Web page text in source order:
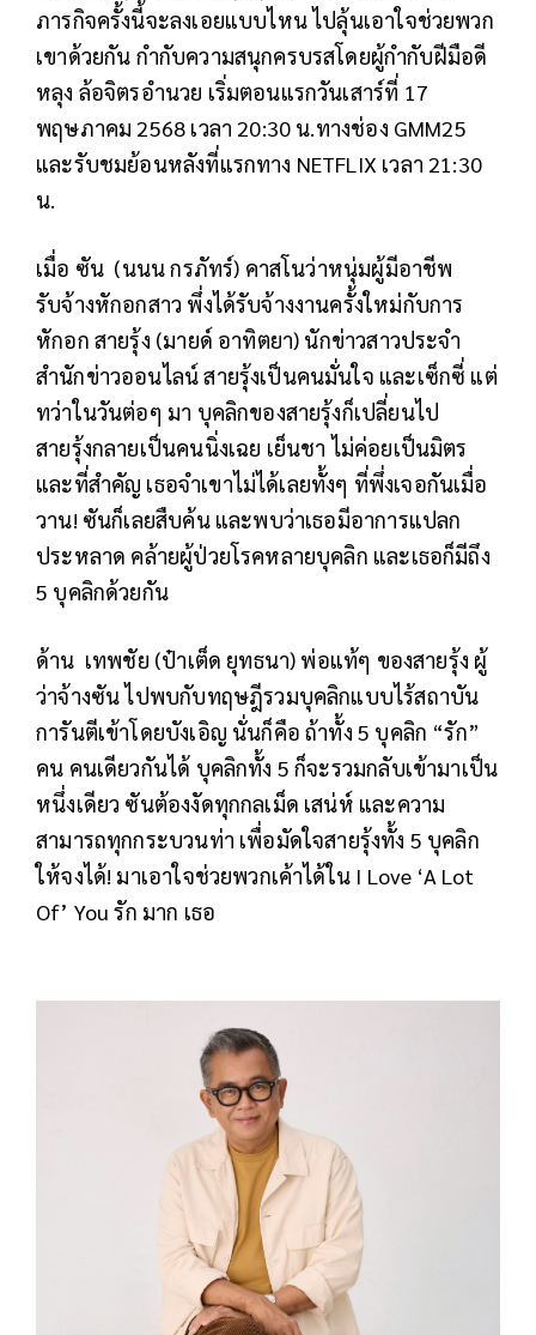
ภารกิจครั้งนี้จะลงเอยแบบไหน ไปลุ้นเอาใจช่วยพวก
เขาด้วยกัน กำกับความสนุกครบรสโดยผู้กำกับฝีมือดี
หลุง ล้อจิตรอำนวย เริ่มตอนแรกวันเสาร์ที่ 17
พฤษภาคม 2568 เวลา 20:30 น.ทางช่อง GMM25
และรับชมย้อนหลังที่แรกทาง NETFLIX เวลา 21:30
น.
เมื่อ ซัน (นนน กรภัทร์) คาสโนว่าหนุ่มผู้มีอาชีพ
รับจ้างหักอกสาว พึ่งได้รับจ้างงานครั้งใหม่กับการ
หักอก สายรุ้ง (มายด์ อาทิตยา) นักข่าวสาวประจำ
สำนักข่าวออนไลน์ สายรุ้งเป็นคนมั่นใจ และเซ็กซี่ แต่
ทว่าในวันต่อๆ มา บุคลิกของสายรุ้งก็เปลี่ยนไป
สายรุ้งกลายเป็นคนนิ่งเฉย เย็นชา ไม่ค่อยเป็นมิตร
และที่สำคัญ เธอจำเขาไม่ได้เลยทั้งๆ ที่พึ่งเจอกันเมื่อ
วาน! ซันก็เลยสืบค้น และพบว่าเธอมีอาการแปลก
ประหลาด คล้ายผู้ป่วยโรคหลายบุคลิก และเธอก็มีถึง
5 บุคลิกด้วยกัน
ด้าน เทพชัย (ป๋าเต็ด ยุทธนา) พ่อแท้ๆ ของสายรุ้ง ผู้
ว่าจ้างซัน ไปพบกับทฤษฎีรวมบุคลิกแบบไร้สถาบัน
การันตีเข้าโดยบังเอิญ นั่นก็คือ ถ้าทั้ง 5 บุคลิก “รัก”
คน คนเดียวกันได้ บุคลิกทั้ง 5 ก็จะรวมกลับเข้ามาเป็น
หนึ่งเดียว ซันต้องงัดทุกกลเม็ด เสน่ห์ และความ
สามารถทุกกระบวนท่า เพื่อมัดใจสายรุ้งทั้ง 5 บุคลิก
ให้จงได้! มาเอาใจช่วยพวกเค้าได้ใน I Love ‘A Lot
Of’ You รัก มาก เธอ